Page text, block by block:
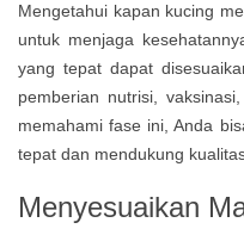
Mengetahui kapan kucing
untuk menjaga
yang tepat dapat
pemberian nutrisi,
memahami fase ini, Anda
tepat dan mendukung
Menyesuaikan